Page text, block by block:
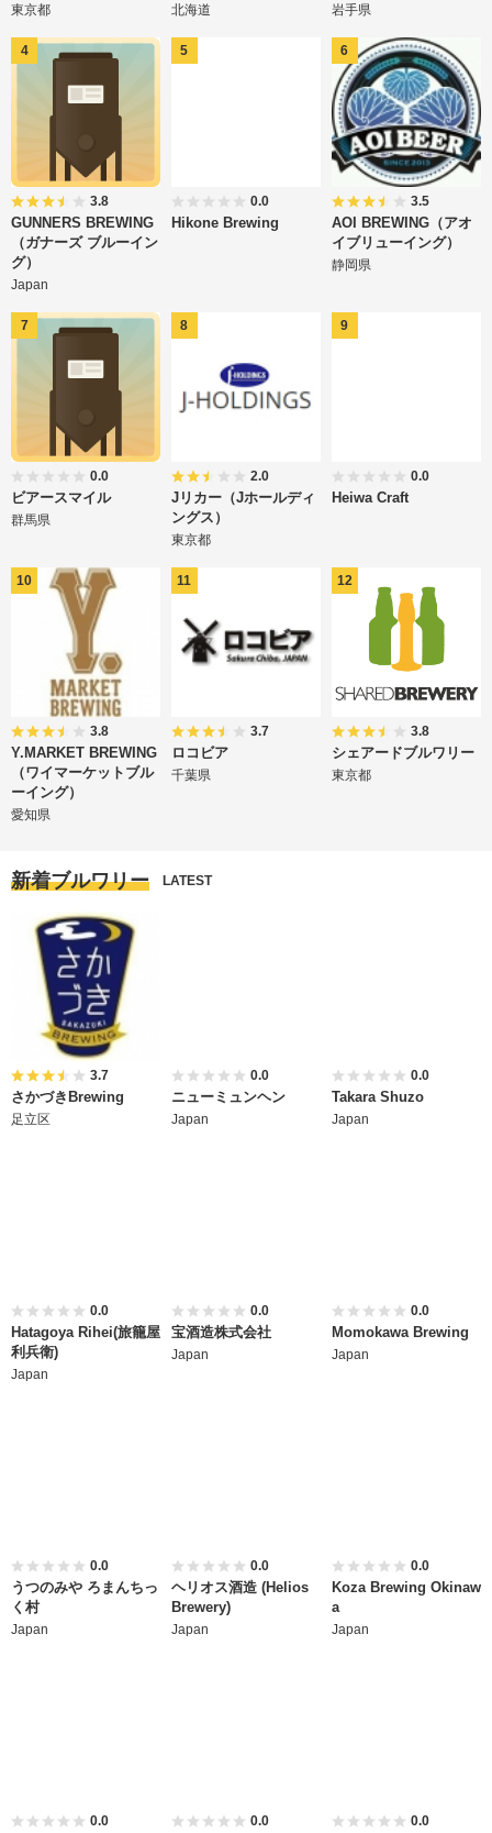
東京都 北海道 岩手県
3.8
GUNNERS BREWING
（ガナーズ ブルーイン
グ）
Japan
0.0
Hikone Brewing
3.5
AOI BREWING（アオ
イブリューイング）
静岡県
0.0
ビアースマイル
群馬県
2.0
Jリカー（Jホールディ
ングス）
東京都
0.0
Heiwa Craft
3.8
Y.MARKET BREWING
（ワイマーケットブル
ーイング）
愛知県
3.7
ロコビア
千葉県
3.8
シェアードブルワリー
東京都
新着ブルワリー LATEST
3.7
さかづきBrewing
足立区
0.0
ニューミュンヘン
Japan
0.0
Takara Shuzo
Japan
0.0
Hatagoya Rihei(旅籠屋
利兵衛)
Japan
0.0
宝酒造株式会社
Japan
0.0
Momokawa Brewing
Japan
0.0
うつのみや ろまんちっ
く村
Japan
0.0
ヘリオス酒造 (Helios
Brewery)
Japan
0.0
Koza Brewing Okinaw
a
Japan
0.0 0.0 0.0